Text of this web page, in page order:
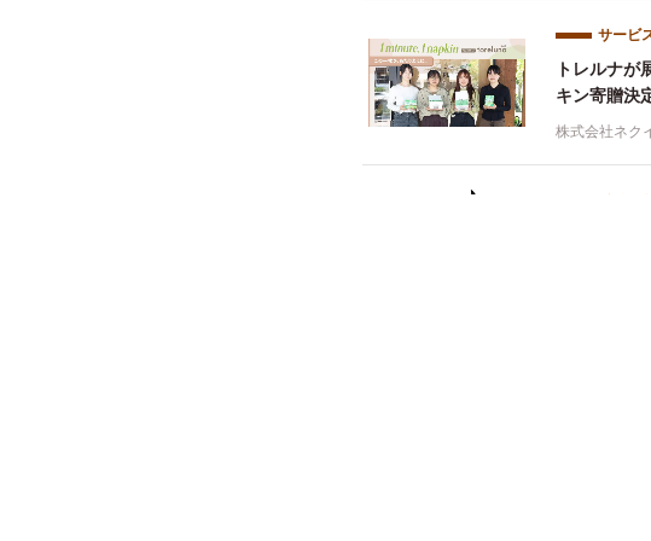
サービ
トレルナ
キン寄贈決
株式会社ネク